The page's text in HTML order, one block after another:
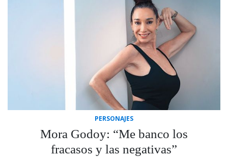
PERSONAJES
Mora Godoy: “Me banco los
fracasos y las negativas”